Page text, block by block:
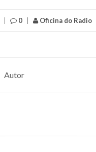
0 Oficina do Radio
Autor